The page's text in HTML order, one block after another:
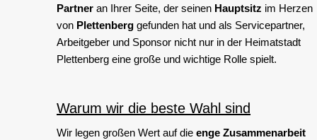
Partner an Ihrer Seite, der seinen Hauptsitz im Herzen
von Plettenberg gefunden hat und als Servicepartner,
Arbeitgeber und Sponsor nicht nur in der Heimatstadt
Plettenberg eine große und wichtige Rolle spielt.
Warum wir die beste Wahl sind
Wir legen großen Wert auf die enge Zusammenarbeit